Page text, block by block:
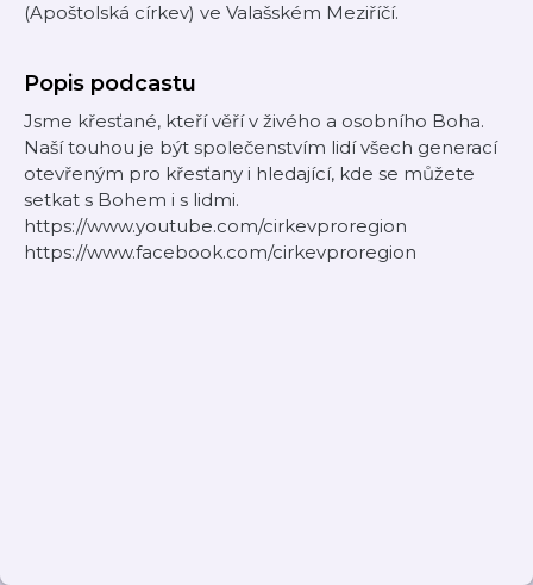
(Apoštolská církev) ve Valašském Meziříčí.
Popis podcastu
Jsme křesťané, kteří věří v živého a osobního Boha.
Naší touhou je být společenstvím lidí všech generací
otevřeným pro křesťany i hledající, kde se můžete
setkat s Bohem i s lidmi.
https://www.youtube.com/cirkevproregion
https://www.facebook.com/cirkevproregion